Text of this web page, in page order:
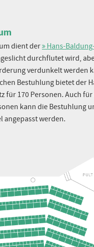
angeben...
dient der Hans-
durchflutet wird,
verdunkelt werden
Bestuhlung bietet der
für 170 Personen. Auch
kann die Bestuhlung
angepasst werden.